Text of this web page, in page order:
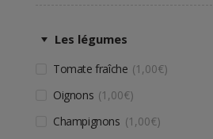
Les légumes
Tomate fraîche 1,00€
Oignons
1,00€
Champignons 1,00€